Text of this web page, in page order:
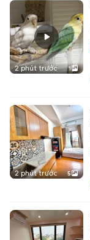
2 phút trước 1
2 phút trước 5